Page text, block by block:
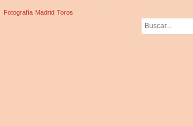
Fotografía Madrid Toros